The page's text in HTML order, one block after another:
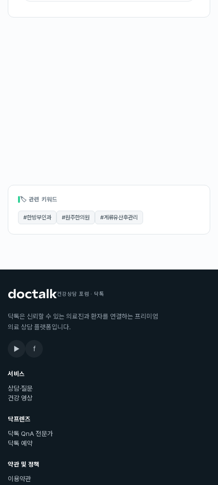
🏷 관련 키워드
#한방부인과 #원주한의원 #계류유산후관리
건강상담 포럼 · 닥톡
닥톡은 신뢰할 수 있는 의료진과 환자를 연결하는 프리미엄
의료 상담 플랫폼입니다.
▶ f
서비스
상담·질문
건강 영상
닥프렌즈
닥톡 QnA 전문가
닥톡 예약
약관 및 정책
이용약관